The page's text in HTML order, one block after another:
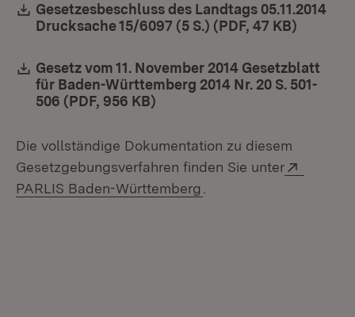
Download:
Gesetzesbeschluss des Landtags 05.11.2014
Drucksache 15/6097 (5 S.) (PDF, 47 KB)
Download:
Gesetz vom 11. November 2014 Gesetzblatt
für Baden-Württemberg 2014 Nr. 20 S. 501-
506 (PDF, 956 KB)
Die vollständige Dokumentation zu diesem
Gesetzgebungsverfahren finden Sie unter
PARLIS Baden-Württemberg